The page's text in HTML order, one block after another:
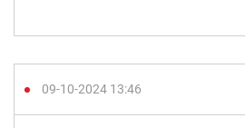
09-10-2024 13:46